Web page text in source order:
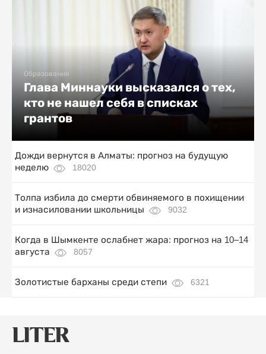
Образование
Глава Миннауки высказался о тех,
кто не нашел себя в списках
грантов
Дожди вернутся в Алматы: прогноз на будущую
неделю
18020
Толпа избила до смерти обвиняемого в похищении
и изнасиловании школьницы
9032
Когда в Шымкенте ослабнет жара: прогноз на 10–14
августа
8057
Золотистые барханы среди степи 6321